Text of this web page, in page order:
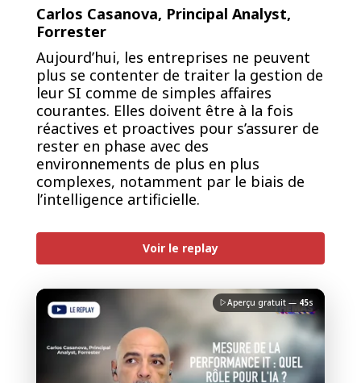
Carlos Casanova, Principal Analyst,
Forrester
Aujourd’hui, les entreprises ne peuvent
plus se contenter de traiter la gestion de
leur SI comme de simples affaires
courantes. Elles doivent être à la fois
réactives et proactives pour s’assurer de
rester en phase avec des
environnements de plus en plus
complexes, notamment par le biais de
l’intelligence artificielle.
Voir le replay
Aperçu gratuit —45s
PREMIUM